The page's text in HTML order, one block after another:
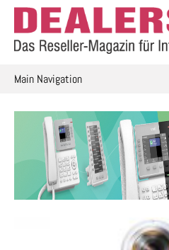
Skip
content
Main Navigation